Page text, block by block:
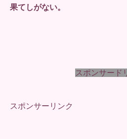
果てしがない。
スポンサード
スポンサーリンク